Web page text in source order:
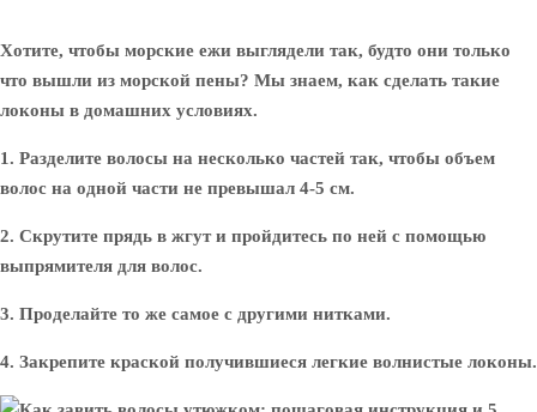
Хотите, чтобы морские ежи выглядели так, будто они только
что вышли из морской пены? Мы знаем, как сделать такие
локоны в домашних условиях.
1. Разделите волосы на несколько частей так, чтобы объем
волос на одной части не превышал 4-5 см.
2. Скрутите прядь в жгут и пройдитесь по ней с помощью
выпрямителя для волос.
3. Проделайте то же самое с другими нитками.
4. Закрепите краской получившиеся легкие волнистые локоны.